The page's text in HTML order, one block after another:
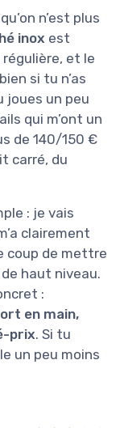
n’est plus
inox est
et le
si tu n’as
joues un peu
qui m’ont un
de 140/150 €
carré, du
: je vais
clairement
coup de mettre
haut niveau.
:
en main,
prix. Si tu
un peu moins